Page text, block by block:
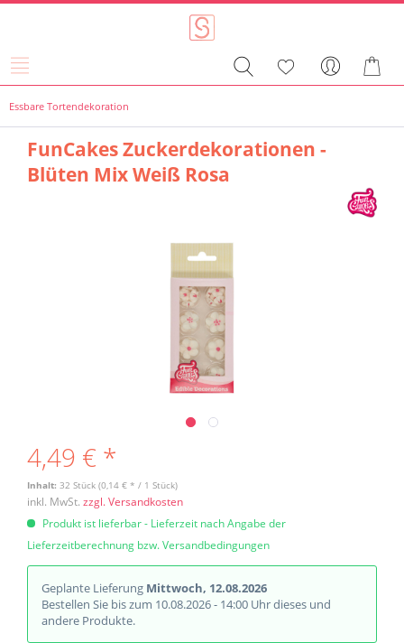
Essbare Tortendekoration
FunCakes Zuckerdekorationen -
Blüten Mix Weiß Rosa
4,49 € *
Inhalt: 32 Stück (0,14 € * / 1 Stück)
inkl. MwSt. zzgl. Versandkosten
Produkt ist lieferbar - Lieferzeit nach Angabe der
Lieferzeitberechnung bzw. Versandbedingungen
Geplante Lieferung Mittwoch, 12.08.2026
Bestellen Sie bis zum 10.08.2026 - 14:00 Uhr dieses und
andere Produkte.